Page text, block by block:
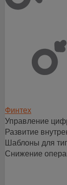
Финтех
Управление
Развитие
Шаблоны для
Снижение